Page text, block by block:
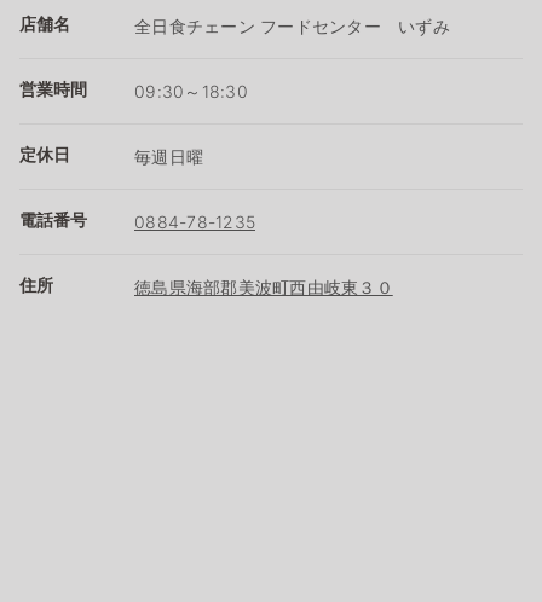
店舗名 全日食チェーン フードセンター いずみ
営業時間 09:30～18:30
定休日 毎週日曜
電話番号 0884-78-1235
住所 徳島県海部郡美波町西由岐東３０